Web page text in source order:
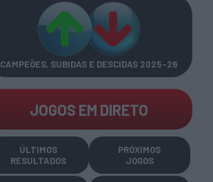
CAMPEÕES, SUBIDAS E DESCIDAS 2025-26
JOGOS EM DIRETO
ÚLTIMOS
RESULTADOS
PRÓXIMOS
JOGOS